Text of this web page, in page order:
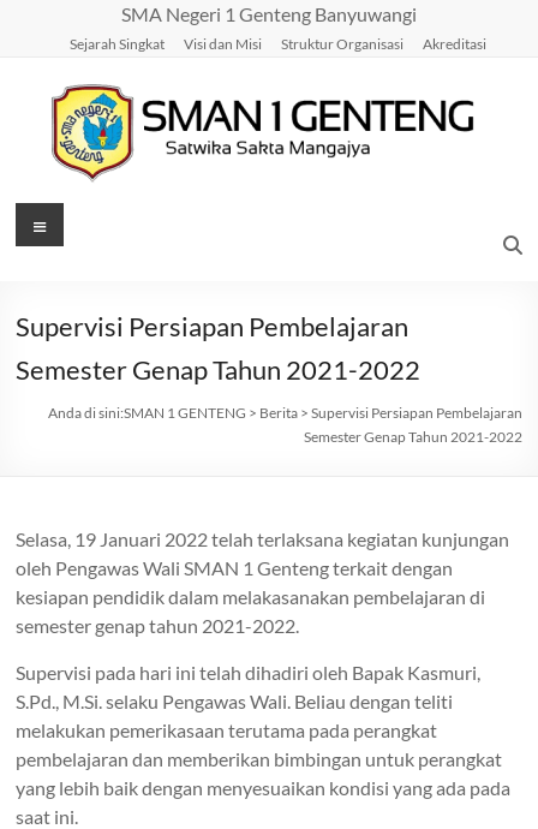
SMA Negeri 1 Genteng Banyuwangi
Sejarah Singkat Visi dan Misi Struktur Organisasi Akreditasi
SMAN
GENTENG
Sakta
Mangajya
Menu
Supervisi Persiapan Pembelajaran
Semester Genap Tahun 2021-2022
Anda di sini:SMAN 1 GENTENG > Berita> Supervisi Persiapan Pembelajaran
Semester Genap Tahun 2021-2022
Selasa, 19 Januari 2022 telah terlaksana kegiatan kunjungan
oleh Pengawas Wali SMAN 1 Genteng terkait dengan
kesiapan pendidik dalam melakasanakan pembelajaran di
semester genap tahun 2021-2022.
Supervisi pada hari ini telah dihadiri oleh Bapak Kasmuri,
S.Pd., M.Si. selaku Pengawas Wali. Beliau dengan teliti
melakukan pemerikasaan terutama pada perangkat
pembelajaran dan memberikan bimbingan untuk perangkat
yang lebih baik dengan menyesuaikan kondisi yang ada pada
saat ini.